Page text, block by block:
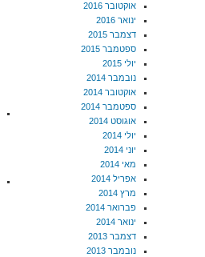
אוקטובר 2016
ינואר 2016
דצמבר 2015
ספטמבר 2015
יולי 2015
נובמבר 2014
אוקטובר 2014
ספטמבר 2014
אוגוסט 2014
יולי 2014
יוני 2014
מאי 2014
אפריל 2014
מרץ 2014
פברואר 2014
ינואר 2014
דצמבר 2013
נובמבר 2013